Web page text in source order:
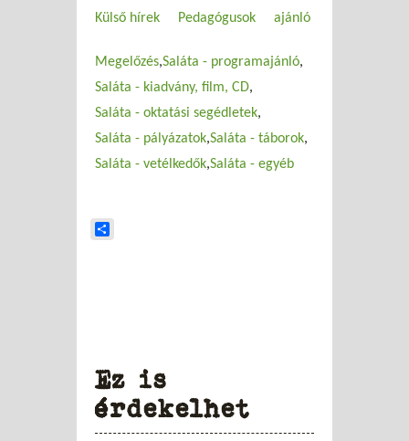
Külső hírek Pedagógusok ajánló
Megelőzés Saláta - programajánló
Saláta - kiadvány, film, CD
Saláta - oktatási segédletek
Saláta - pályázatok Saláta - táborok
Saláta - vetélkedők Saláta - egyéb
Ez is
érdekelhet